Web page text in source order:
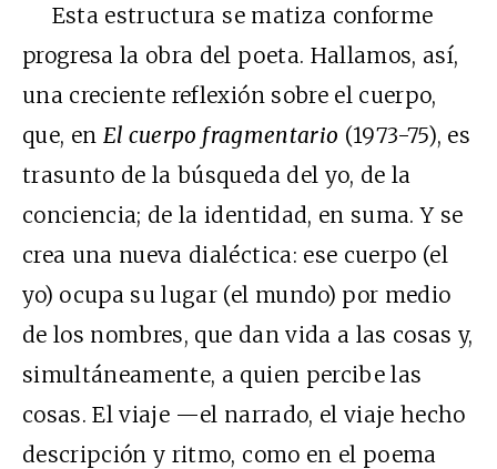
Esta estructura se matiza conforme
progresa la obra del poeta. Hallamos, así,
una creciente reflexión sobre el cuerpo,
que, en El cuerpo fragmentario (1973-75), es
trasunto de la búsqueda del yo, de la
conciencia; de la identidad, en suma. Y se
crea una nueva dialéctica: ese cuerpo (el
yo) ocupa su lugar (el mundo) por medio
de los nombres, que dan vida a las cosas y,
simultáneamente, a quien percibe las
cosas. El viaje —el narrado, el viaje hecho
descripción y ritmo, como en el poema